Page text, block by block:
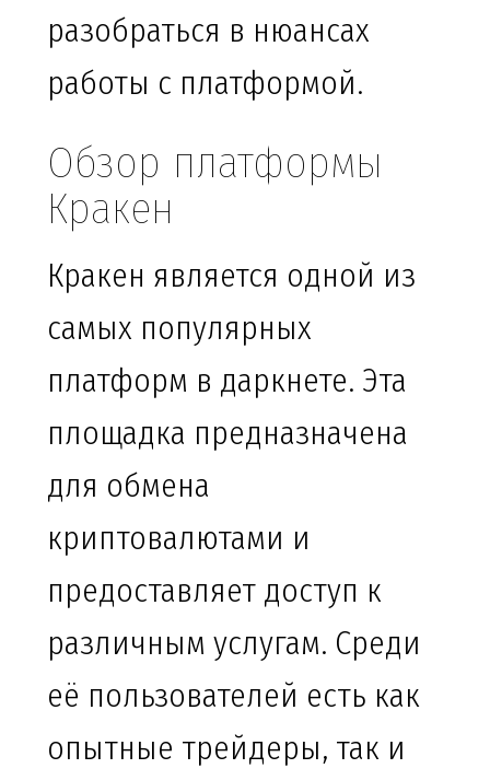
разобраться в нюансах
работы с платформой.
Обзор платформы
Кракен
Кракен является одной из
самых популярных
платформ в даркнете. Эта
площадка предназначена
для обмена
криптовалютами и
предоставляет доступ к
различным услугам. Среди
её пользователей есть как
опытные трейдеры, так и